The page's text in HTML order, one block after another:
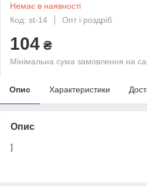
Немає в наявності
Код: st-14
Опт і роздріб
104 ₴
Мінімальна сума замовлення на
Опис Характеристики
Опис
]